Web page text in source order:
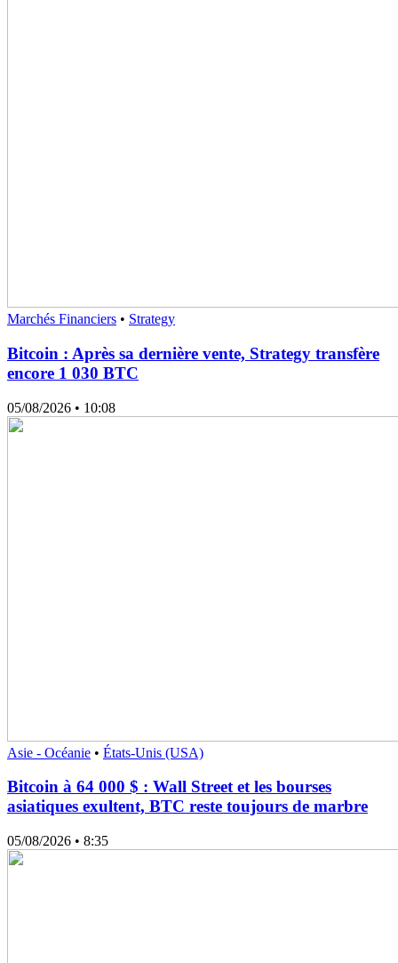
Marchés Financiers • Strategy
Bitcoin : Après sa dernière vente, Strategy transfère
encore 1 030 BTC
05/08/2026 • 10:08
Asie - Océanie • États-Unis (USA)
Bitcoin à 64 000 $ : Wall Street et les bourses
asiatiques exultent, BTC reste toujours de marbre
05/08/2026 • 8:35